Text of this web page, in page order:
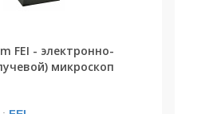
FEI - электронно-
микроскоп